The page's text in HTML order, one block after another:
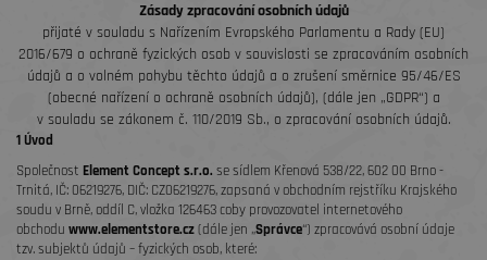
Zásady zpracování osobních údajů
přijaté v souladu s Nařízením Evropského Parlamentu a Rady (EU)
2016/679 o ochraně fyzických osob v souvislosti se zpracováním osobních
údajů a o volném pohybu těchto údajů a o zrušení směrnice 95/46/ES
(obecné nařízení o ochraně osobních údajů), (dále jen „GDPR“) a
v souladu se zákonem č. 110/2019 Sb., o zpracování osobních údajů.
1 Úvod
Společnost Element Concept s.r.o. se sídlem Křenová 538/22, 602 00 Brno -
Trnitá, IČ: 06219276, DIČ: CZ06219276, zapsaná v obchodním rejstříku Krajského
soudu v Brně, oddíl C, vložka 126463 coby provozovatel internetového
obchodu www.elementstore.cz(dále jen „Správce“) zpracovává osobní údaje
tzv. subjektů údajů – fyzických osob, které: